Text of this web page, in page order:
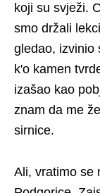
koji su svježi.
smo držali
gledao, izvinio
k'o kamen
izašao kao
znam da me
sirnice.
Ali, vratimo se